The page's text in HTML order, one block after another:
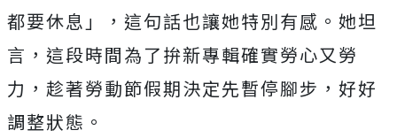
都要休息」， 這句話也讓她特別有感。她坦
言， 這段時間為了拚新專輯確實勞心又勞
力， 趁著勞動節假期決定先暫停腳步，好好
調整狀態。